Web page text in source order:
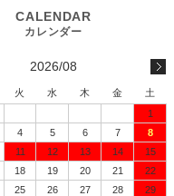
2026/08
火 水 木 金
土
1
4 5 6 7
8
11 12 13 14
15
18 19 20 21
22
25 26 27 28
29